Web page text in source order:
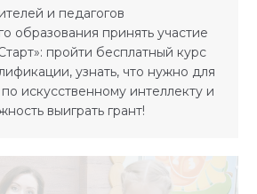
и педагогов
образования принять участие
пройти бесплатный курс
узнать, что нужно для
искусственному интеллекту и
выиграть грант!